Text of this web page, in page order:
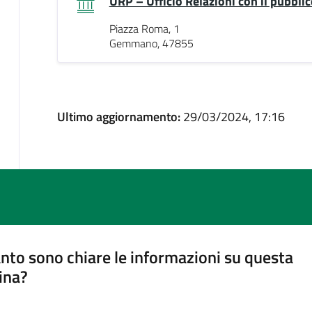
Piazza Roma, 1
Gemmano, 47855
Ultimo aggiornamento:29/03/2024, 17:16
sono chiare le informazioni su questa